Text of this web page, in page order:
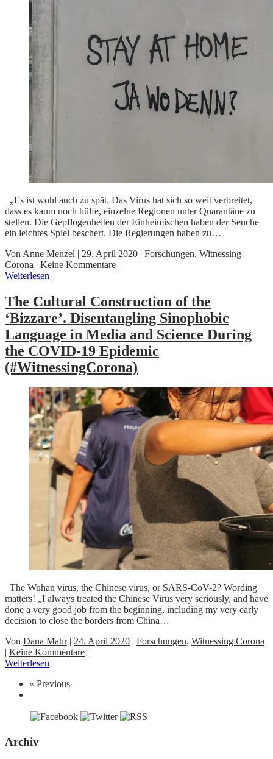
„Es ist wohl auch zu spät. Das Virus hat sich so weit verbreitet,
dass es kaum noch hülfe, einzelne Regionen unter Quarantäne zu
stellen. Die Gepflogenheiten der Einheimischen haben der Seuche
ein leichtes Spiel beschert. Die Regierungen haben zu…
Von Anne Menzel | 29. April 2020 | Forschungen, Witnessing
Corona | Keine Kommentare |
Weiterlesen
The Cultural Construction of the
‘Bizzare’. Disentangling Sinophobic
Language in Media and Science During
the COVID-19 Epidemic
(#WitnessingCorona)
The Wuhan virus, the Chinese virus, or SARS-CoV-2? Wording
matters! „I always treated the Chinese Virus very seriously, and have
done a very good job from the beginning, including my very early
decision to close the borders from China…
Von Dana Mahr| 24. April 2020 Forschungen, Witnessing Corona
Keine Kommentare
Weiterlesen
« Previous
Archiv